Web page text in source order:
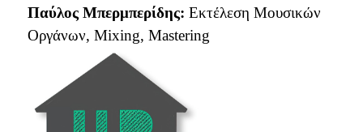
Παύλος Μπερμπερίδης: Εκτέλεση Μουσικών
Οργάνων, Mixing, Mastering